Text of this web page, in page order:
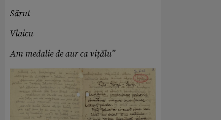
Sărut
Vlaicu
Am medalie de aur ca vițălu”